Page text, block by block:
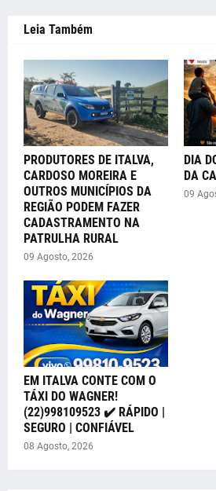
Leia Também
PRODUTORES DE ITALVA,
CARDOSO MOREIRA E
OUTROS MUNICÍPIOS DA
REGIÃO PODEM FAZER
CADASTRAMENTO NA
PATRULHA RURAL
09 Agosto, 2026
DIA
DA
09
EM ITALVA CONTE COM O
TÁXI DO WAGNER!
(22)998109523 ✔️ RÁPIDO |
SEGURO | CONFIÁVEL
08 Agosto, 2026